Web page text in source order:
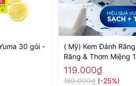
30 gói -
( Mỹ) Kem Đánh
Răng & Thơm Miệng
nội địa
119.000₫
159.000₫ (-25%)